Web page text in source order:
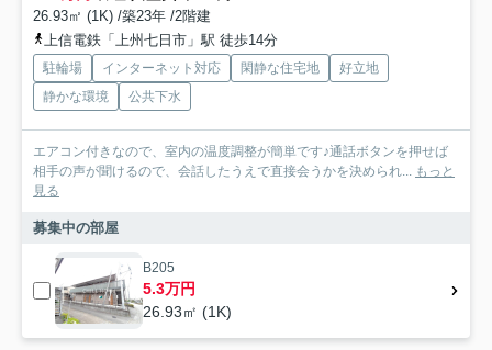
26.93㎡ (1K) /築23年 /2階建
上信電鉄「上州七日市」駅 徒歩14分
駐輪場 インターネット対応 閑静な住宅地
好立地
静かな環境
公共下水
エアコン付きなので、室内の温度調整が簡単です♪通話ボタンを押せば
相手の声が聞けるので、会話したうえで直接会うかを決められ... もっと
見る
募集中の部屋
B205
5.3万円
26.93㎡ (1K)